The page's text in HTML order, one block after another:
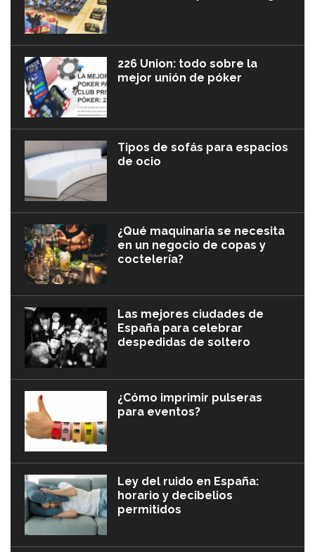
226 Union: todo sobre la
mejor unión de póker
Tipos de sofás para espacios
de ocio
¿Qué maquinaria se necesita
en un negocio de copas y
coctelería?
Las mejores ciudades de
España para celebrar
despedidas de soltero
¿Cómo imprimir pulseras
para eventos?
Ley del ruido en España:
horario y decibelios
permitidos